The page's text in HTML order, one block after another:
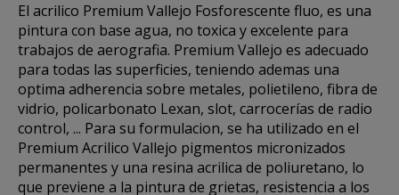
El acrilico Premium Vallejo Fosforescente fluo, es una
pintura con base agua, no toxica y excelente para
trabajos de aerografia. Premium Vallejo es adecuado
para todas las superficies, teniendo ademas una
optima adherencia sobre metales, polietileno, fibra de
vidrio, policarbonato Lexan, slot, carrocerías de radio
control, ... Para su formulacion, se ha utilizado en el
Premium Acrilico Vallejo pigmentos micronizados
permanentes y una resina acrilica de poliuretano, lo
que previene a la pintura de grietas, resistencia a los